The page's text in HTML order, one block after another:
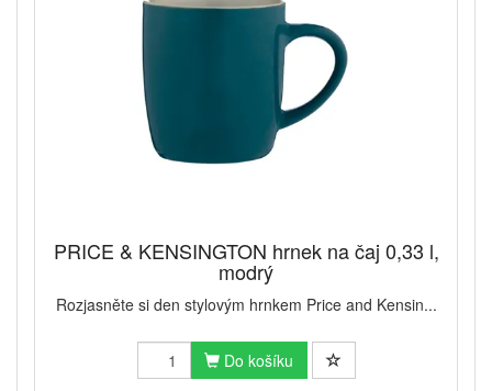
PRICE & KENSINGTON hrnek na čaj 0,33 l,
modrý
Rozjasněte si den stylovým hrnkem Price and Kensin...
Do košíku